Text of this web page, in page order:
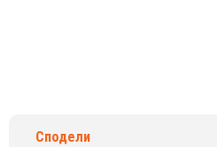
Сподели